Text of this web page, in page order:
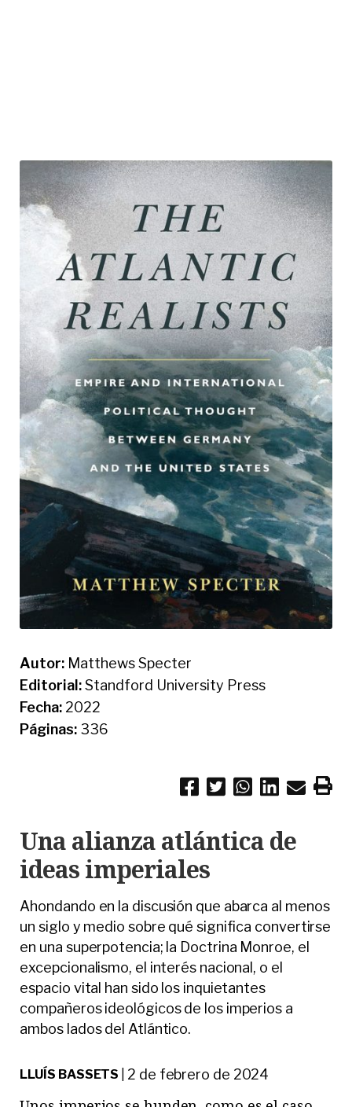
Autor: Matthews Specter
Editorial:Standford University Press
Fecha: 2022
Páginas: 336
Una alianza atlántica de
ideas imperiales
Ahondando en la discusión que abarca al menos
un siglo y medio sobre qué significa convertirse
en una superpotencia; la Doctrina Monroe, el
excepcionalismo, el interés nacional, o el
espacio vital han sido los inquietantes
compañeros ideológicos de los imperios a
ambos lados del Atlántico.
LLUÍS BASSETS 2 de febrero de 2024